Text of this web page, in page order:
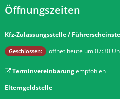
Öffnungszeiten
Kfz-Zulassungsstelle /
Klicken, um weitere Öffnungs- oder
Geschlossen: öffnet heute um 07:30
Terminvereinbarungempfohlen
Elterngeldstelle